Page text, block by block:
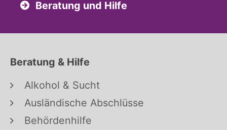
Beratung und Hilfe
Beratung & Hilfe
Alkohol & Sucht
Ausländische Abschlüsse
Behördenhilfe